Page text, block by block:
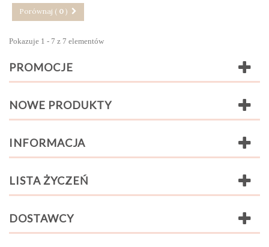
Porównaj ( 0 )
Pokazuje 1 - 7 z 7 elementów
PROMOCJE
NOWE PRODUKTY
INFORMACJA
LISTA ŻYCZEŃ
DOSTAWCY